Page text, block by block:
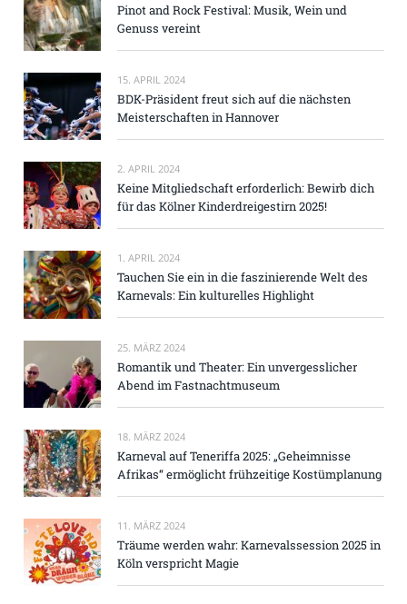
Pinot and Rock Festival: Musik, Wein und
Genuss vereint
15. APRIL 2024
BDK-Präsident freut sich auf die nächsten
Meisterschaften in Hannover
2. APRIL 2024
Keine Mitgliedschaft erforderlich: Bewirb dich
für das Kölner Kinderdreigestirn 2025!
1. APRIL 2024
Tauchen Sie ein in die faszinierende Welt des
Karnevals: Ein kulturelles Highlight
25. MÄRZ 2024
Romantik und Theater: Ein unvergesslicher
Abend im Fastnachtmuseum
18. MÄRZ 2024
Karneval auf Teneriffa 2025: „Geheimnisse
Afrikas“ ermöglicht frühzeitige Kostümplanung
11. MÄRZ 2024
Träume werden wahr: Karnevalssession 2025 in
Köln verspricht Magie